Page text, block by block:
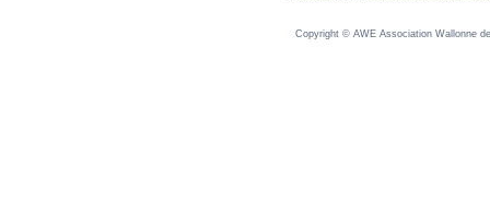
Copyright © AWE Association Wallonne